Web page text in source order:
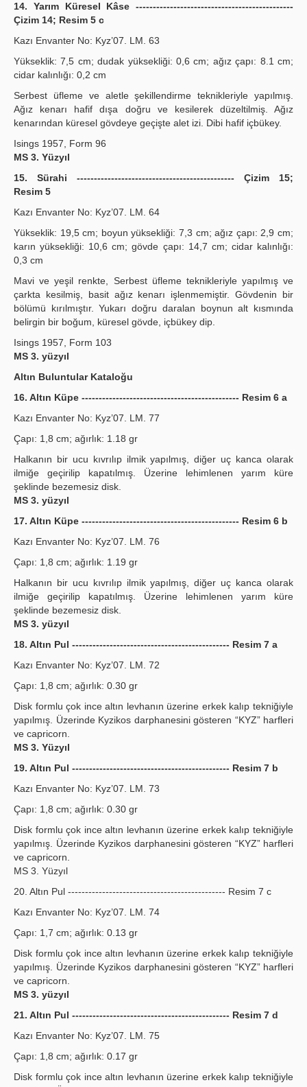
14. Yarım Küresel Kâse ----------------------------------------------
Çizim 14; Resim 5 c
Kazı Envanter No: Kyz’07. LM. 63
Yükseklik: 7,5 cm; dudak yüksekliği: 0,6 cm; ağız çapı: 8.1 cm;
cidar kalınlığı: 0,2 cm
Serbest üfleme ve aletle şekillendirme teknikleriyle yapılmış.
Ağız kenarı hafif dışa doğru ve kesilerek düzeltilmiş. Ağız
kenarından küresel gövdeye geçişte alet izi. Dibi hafif içbükey.
Isings 1957, Form 96
MS 3. Yüzyıl
15. Sürahi ---------------------------------------------- Çizim 15;
Resim 5
Kazı Envanter No: Kyz’07. LM. 64
Yükseklik: 19,5 cm; boyun yüksekliği: 7,3 cm; ağız çapı: 2,9 cm;
karın yüksekliği: 10,6 cm; gövde çapı: 14,7 cm; cidar kalınlığı:
0,3 cm
Mavi ve yeşil renkte, Serbest üfleme teknikleriyle yapılmış ve
çarkta kesilmiş, basit ağız kenarı işlenmemiştir. Gövdenin bir
bölümü kırılmıştır. Yukarı doğru daralan boynun alt kısmında
belirgin bir boğum, küresel gövde, içbükey dip.
Isings 1957, Form 103
MS 3. yüzyıl
Altın Buluntular Kataloğu
16. Altın Küpe ---------------------------------------------- Resim 6 a
Kazı Envanter No: Kyz’07. LM. 77
Çapı: 1,8 cm; ağırlık: 1.18 gr
Halkanın bir ucu kıvrılıp ilmik yapılmış, diğer uç kanca olarak
ilmiğe geçirilip kapatılmış. Üzerine lehimlenen yarım küre
şeklinde bezemesiz disk.
MS 3. yüzyıl
17. Altın Küpe ---------------------------------------------- Resim 6 b
Kazı Envanter No: Kyz’07. LM. 76
Çapı: 1,8 cm; ağırlık: 1.19 gr
Halkanın bir ucu kıvrılıp ilmik yapılmış, diğer uç kanca olarak
ilmiğe geçirilip kapatılmış. Üzerine lehimlenen yarım küre
şeklinde bezemesiz disk.
MS 3. yüzyıl
18. Altın Pul ---------------------------------------------- Resim 7 a
Kazı Envanter No: Kyz’07. LM. 72
Çapı: 1,8 cm; ağırlık: 0.30 gr
Disk formlu çok ince altın levhanın üzerine erkek kalıp tekniğiyle
yapılmış. Üzerinde Kyzikos darphanesini gösteren “KYZ” harfleri
ve capricorn.
MS 3. Yüzyıl
19. Altın Pul ---------------------------------------------- Resim 7 b
Kazı Envanter No: Kyz’07. LM. 73
Çapı: 1,8 cm; ağırlık: 0.30 gr
Disk formlu çok ince altın levhanın üzerine erkek kalıp tekniğiyle
yapılmış. Üzerinde Kyzikos darphanesini gösteren “KYZ” harfleri
ve capricorn.
MS 3. Yüzyıl
20. Altın Pul ---------------------------------------------- Resim 7 c
Kazı Envanter No: Kyz’07. LM. 74
Çapı: 1,7 cm; ağırlık: 0.13 gr
Disk formlu çok ince altın levhanın üzerine erkek kalıp tekniğiyle
yapılmış. Üzerinde Kyzikos darphanesini gösteren “KYZ” harfleri
ve capricorn.
MS 3. yüzyıl
21. Altın Pul ---------------------------------------------- Resim 7 d
Kazı Envanter No: Kyz’07. LM. 75
Çapı: 1,8 cm; ağırlık: 0.17 gr
Disk formlu çok ince altın levhanın üzerine erkek kalıp tekniğiyle